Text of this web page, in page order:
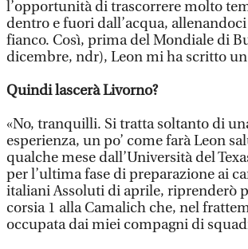
l’opportunità di trascorrere molto
dentro e fuori dall’acqua,
fianco. Così, prima del Mondiale di
dicembre, ndr), Leon mi ha scritto
Quindi lascerà Livorno?
«No, tranquilli. Si tratta soltanto di
esperienza, un po’ come farà Leon
qualche mese dall’Università del
per l’ultima fase di preparazione ai
italiani Assoluti di aprile, riprenderò
corsia 1 alla Camalich che, nel
occupata dai miei compagni di